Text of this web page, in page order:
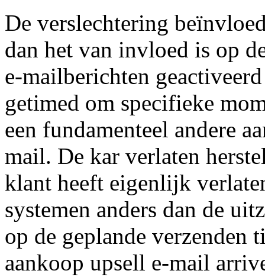
De verslechtering
dan het van invloed is op
e-mailberichten
getimed om specifieke
een fundamenteel andere
mail. De kar verlaten
klant heeft eigenlijk
systemen anders dan de
op de geplande verzenden
aankoop upsell e-mail